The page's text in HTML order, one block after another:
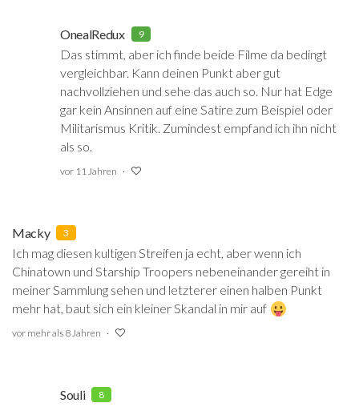
OnealRedux 9
Das stimmt, aber ich finde beide Filme da bedingt
vergleichbar. Kann deinen Punkt aber gut
nachvollziehen und sehe das auch so. Nur hat Edge
gar kein Ansinnen auf eine Satire zum Beispiel oder
Militarismus Kritik. Zumindest empfand ich ihn nicht
als so.
vor 11 Jahren
Macky 3
Ich mag diesen kultigen Streifen ja echt, aber wenn ich
Chinatown und Starship Troopers nebeneinander gereiht in
meiner Sammlung sehen und letzterer einen halben Punkt
mehr hat, baut sich ein kleiner Skandal in mir auf
vor mehr als 8 Jahren
Souli 8